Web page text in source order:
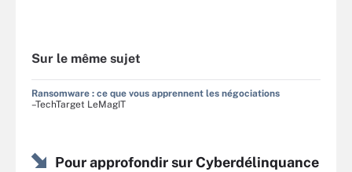
Sur le même sujet
Ransomware : ce que vous apprennent les négociations
–TechTarget LeMagIT
Pour approfondir sur Cyberdélinquance